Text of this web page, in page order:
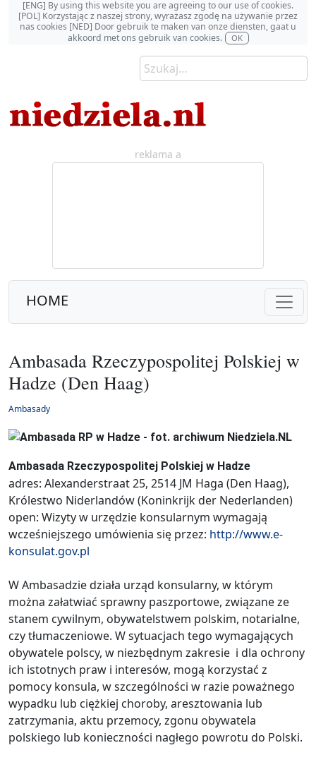
[ENG] By using this website you are agreeing to our use of cookies.
[POL] Korzystając z naszej strony, wyrażasz zgodę na używanie przez
nas cookies [NED] Door gebruik te maken van onze diensten, gaat u
akkoord met ons gebruik van cookies.
OK
reklama a
HOME
Ambasada Rzeczypospolitej Polskiej w
Hadze (Den Haag)
Ambasady
Ambasada Rzeczypospolitej Polskiej w Hadze
adres: Alexanderstraat 25, 2514 JM Haga (Den Haag),
Królestwo Niderlandów (Koninkrijk der Nederlanden)
open: Wizyty w urzędzie konsularnym wymagają
wcześniejszego umówienia się przez: http://www.e-
konsulat.gov.pl
W Ambasadzie działa urząd konsularny, w którym
można załatwiać sprawny paszportowe, związane ze
stanem cywilnym, obywatelstwem polskim, notarialne,
czy tłumaczeniowe. W sytuacjach tego wymagających
obywatele polscy, w niezbędnym zakresie i dla ochrony
ich istotnych praw i interesów, mogą korzystać z
pomocy konsula, w szczególności w razie poważnego
wypadku lub ciężkiej choroby, aresztowania lub
zatrzymania, aktu przemocy, zgonu obywatela
polskiego lub konieczności nagłego powrotu do Polski.